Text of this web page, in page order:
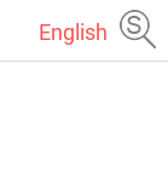
English